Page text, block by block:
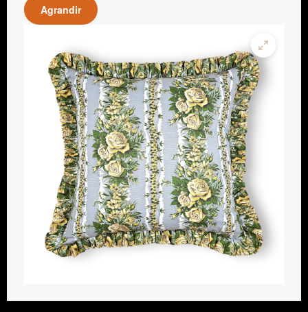
Agrandir